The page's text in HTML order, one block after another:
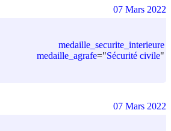
medaille_securite_interieure
medaille_agrafe="Sécurité civile"
07 Mars 2022
07 Mars 2022